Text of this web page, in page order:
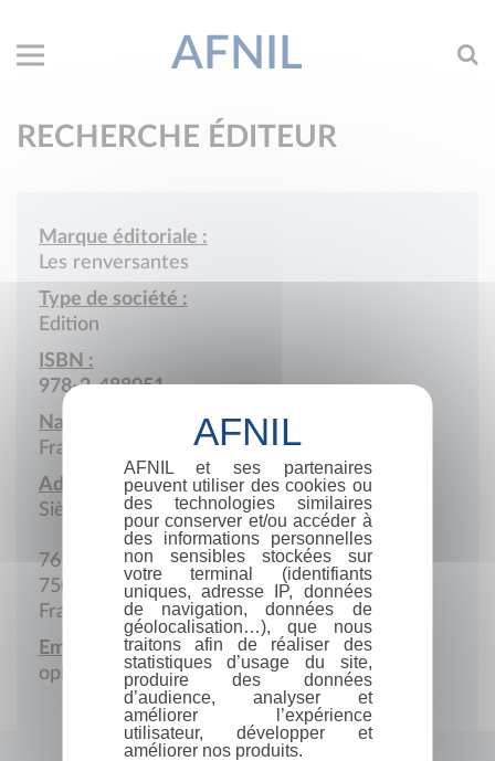
AFNIL
RECHERCHE ÉDITEUR
Marque éditoriale :
Les renversantes
Type de société :
Edition
ISBN :
978-2-488051
Nationalité :
France
Adresse :
Siège social
76 Boulevard Pasteur
75015 Paris
France
Email :
ophelie.gomes@editionsleduc.com
AFNIL et ses partenaires
peuvent utiliser des cookies ou
des technologies similaires
pour conserver et/ou accéder à
des informations personnelles
non sensibles stockées sur
votre terminal (identifiants
uniques, adresse IP, données
de navigation, données de
géolocalisation…), que nous
traitons afin de réaliser des
statistiques d’usage du site,
produire des données
d’audience, analyser et
améliorer l’expérience
utilisateur, développer et
améliorer nos produits.